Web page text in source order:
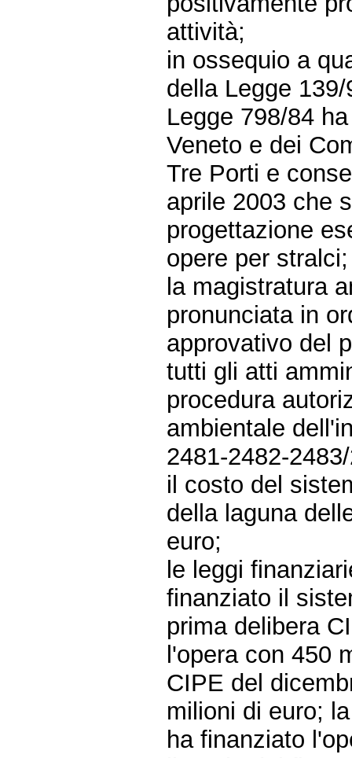
attività;
in ossequio a
della Legge
Legge 798/84
Veneto e dei
Tre Porti e
aprile 2003 che
progettazione
opere per stralci;
la magistratura
pronunciata in
approvativo del
tutti gli atti
procedura
ambientale
2481-2482-
il costo del
della laguna
euro;
le leggi
finanziato il
prima delibera
l'opera con 450
CIPE del
milioni di euro;
ha finanziato